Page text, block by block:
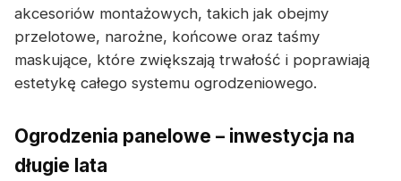
akcesoriów montażowych, takich jak obejmy
przelotowe, narożne, końcowe oraz taśmy
maskujące, które zwiększają trwałość i poprawiają
estetykę całego systemu ogrodzeniowego.
Ogrodzenia panelowe – inwestycja na
długie lata